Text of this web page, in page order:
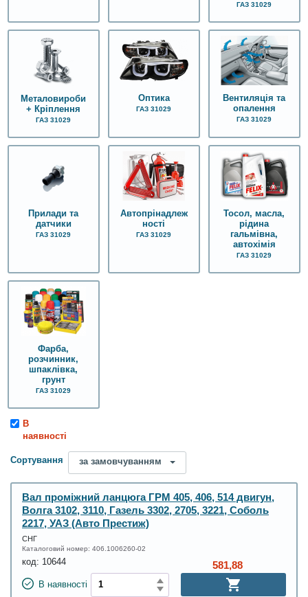
ГАЗ 31029
Металовироби
+ Кріплення
ГАЗ 31029
Оптика
ГАЗ 31029
Вентиляція та
опалення
ГАЗ 31029
Прилади та
датчики
ГАЗ 31029
Автопрінадлеж
ності
ГАЗ 31029
Тосол, масла,
рідина
гальмівна,
автохімія
ГАЗ 31029
Фарба,
розчинник,
шпаклівка,
грунт
ГАЗ 31029
В
наявності
Сортування за замовчуванням
Вал проміжний ланцюга ГРМ 405, 406, 514 двигун,
Волга 3102, 3110, Газель 3302, 2705, 3221, Соболь
2217, УАЗ (Авто Престиж)
СНГ
Каталоговий номер: 406.1006260-02
код: 10644
В наявності
581,88